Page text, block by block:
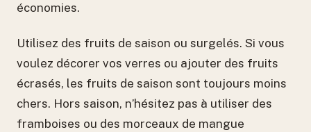
économies.
Utilisez des fruits de saison ou surgelés. Si vous
voulez décorer vos verres ou ajouter des fruits
écrasés, les fruits de saison sont toujours moins
chers. Hors saison, n’hésitez pas à utiliser des
framboises ou des morceaux de mangue